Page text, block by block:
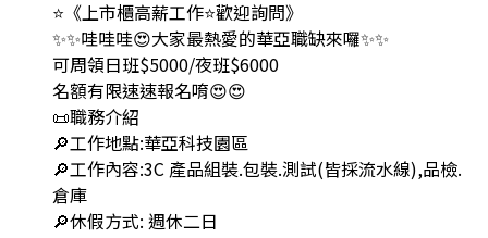
⭐《上市櫃高薪工作⭐歡迎詢問》
✨✨哇哇哇😍大家最熱愛的華亞職缺來囉✨✨
可周領日班$5000/夜班$6000
名額有限速速報名唷😍😍
📜職務介紹
🔎工作地點:華亞科技園區
🔎工作內容:3C 產品組裝.包裝.測試(皆採流水線),品檢.
倉庫
🔎休假方式: 週休二日